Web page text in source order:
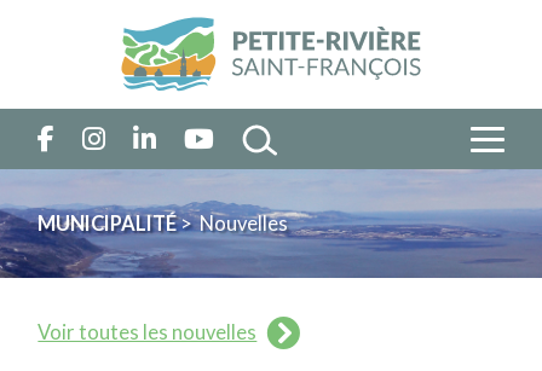
MUNICIPALITÉ> Nouvelles
Voir toutes les nouvelles